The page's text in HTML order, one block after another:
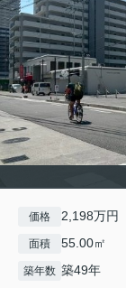
価格 2,198万円
面積 55.00㎡
築年数 築49年